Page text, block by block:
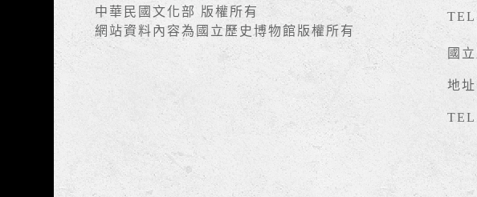
中華民國文化部 版權所有
網站資料內容為國立歷史博物館版權所有
國
地